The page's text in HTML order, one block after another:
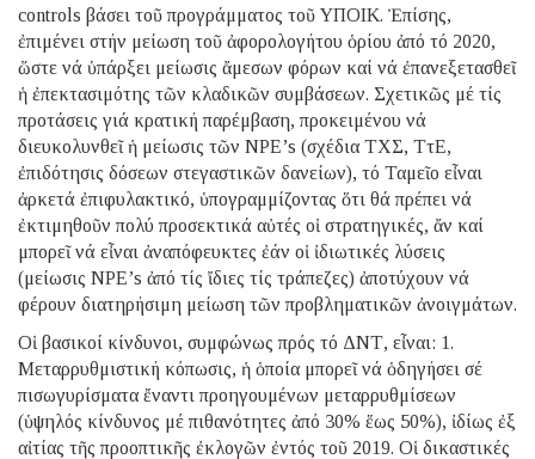
controls βάσει τοῦ προγράμματος τοῦ ΥΠΟΙΚ. Ἐπίσης,
ἐπιμένει στήν μείωση τοῦ ἀφορολογήτου ὁρίου ἀπό τό 2020,
ὥστε νά ὑπάρξει μείωσις ἄμεσων φόρων καί νά ἐπανεξετασθεῖ
ἡ ἐπεκτασιμότης τῶν κλαδικῶν συμβάσεων. Σχετικῶς μέ τίς
προτάσεις γιά κρατική παρέμβαση, προκειμένου νά
διευκολυνθεῖ ἡ μείωσις τῶν NPE’s (σχέδια ΤΧΣ, ΤτΕ,
ἐπιδότησις δόσεων στεγαστικῶν δανείων), τό Ταμεῖο εἶναι
ἀρκετά ἐπιφυλακτικό, ὑπογραμμίζοντας ὅτι θά πρέπει νά
ἐκτιμηθοῦν πολύ προσεκτικά αὐτές οἱ στρατηγικές, ἄν καί
μπορεῖ νά εἶναι ἀναπόφευκτες ἐάν οἱ ἰδιωτικές λύσεις
(μείωσις NPE’s ἀπό τίς ἴδιες τίς τράπεζες) ἀποτύχουν νά
φέρουν διατηρήσιμη μείωση τῶν προβληματικῶν ἀνοιγμάτων.
Οἱ βασικοί κίνδυνοι, συμφώνως πρός τό ΔΝΤ, εἶναι: 1.
Μεταρρυθμιστική κόπωσις, ἡ ὁποία μπορεῖ νά ὁδηγήσει σέ
πισωγυρίσματα ἔναντι προηγουμένων μεταρρυθμίσεων
(ὑψηλός κίνδυνος μέ πιθανότητες ἀπό 30% ἕως 50%), ἰδίως ἐξ
αἰτίας τῆς προοπτικῆς ἐκλογῶν ἐντός τοῦ 2019. Οἱ δικαστικές